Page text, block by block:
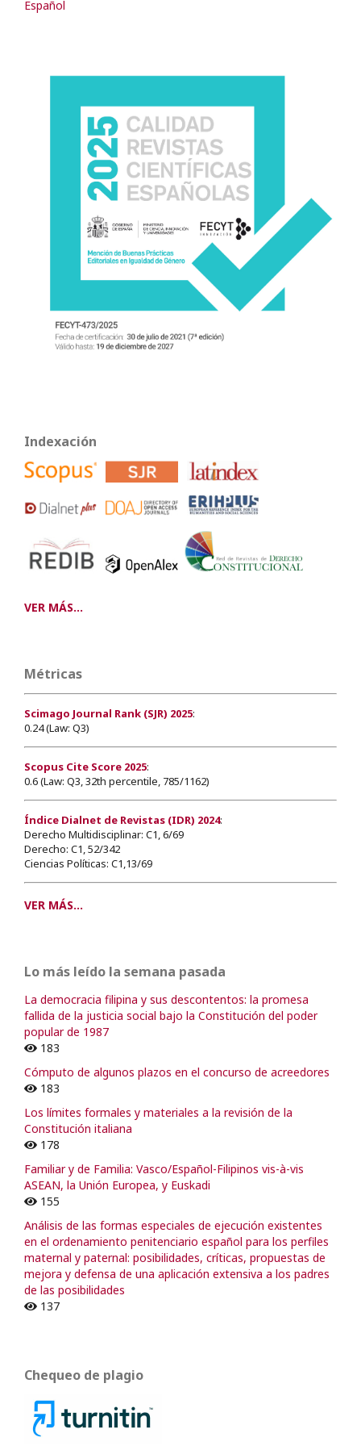
Español
Indexación
VER MÁS...
Métricas
Scimago Journal Rank (SJR) 2025:
0.24 (Law: Q3)
Scopus Cite Score 2025:
0.6 (Law: Q3, 32th percentile, 785/1162)
Índice Dialnet de Revistas (IDR) 2024:
Derecho Multidisciplinar: C1, 6/69
Derecho: C1, 52/342
Ciencias Políticas: C1,13/69
VER MÁS...
Lo más leído la semana pasada
La democracia filipina y sus descontentos: la promesa
fallida de la justicia social bajo la Constitución del poder
popular de 1987
183
Cómputo de algunos plazos en el concurso de acreedores
183
Los límites formales y materiales a la revisión de la
Constitución italiana
178
Familiar y de Familia: Vasco/Español-Filipinos vis-à-vis
ASEAN, la Unión Europea, y Euskadi
155
Análisis de las formas especiales de ejecución existentes
en el ordenamiento penitenciario español para los perfiles
maternal y paternal: posibilidades, críticas, propuestas de
mejora y defensa de una aplicación extensiva a los padres
de las posibilidades
137
Chequeo de plagio